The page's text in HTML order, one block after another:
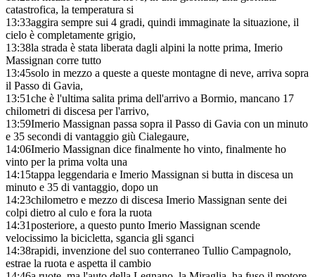
catastrofica, la temperatura si
13:33aggira sempre sui 4 gradi, quindi immaginate la situazione, il
cielo è completamente grigio,
13:38la strada è stata liberata dagli alpini la notte prima, Imerio
Massignan corre tutto
13:45solo in mezzo a queste a queste montagne di neve, arriva sopra
il Passo di Gavia,
13:51che è l'ultima salita prima dell'arrivo a Bormio, mancano 17
chilometri di discesa per l'arrivo,
13:59Imerio Massignan passa sopra il Passo di Gavia con un minuto
e 35 secondi di vantaggio giù Cialegaure,
14:06Imerio Massignan dice finalmente ho vinto, finalmente ho
vinto per la prima volta una
14:15tappa leggendaria e Imerio Massignan si butta in discesa un
minuto e 35 di vantaggio, dopo un
14:23chilometro e mezzo di discesa Imerio Massignan sente dei
colpi dietro al culo e fora la ruota
14:31posteriore, a questo punto Imerio Massignan scende
velocissimo la bicicletta, sgancia gli sganci
14:38rapidi, invenzione del suo conterraneo Tullio Campagnolo,
estrae la ruota e aspetta il cambio